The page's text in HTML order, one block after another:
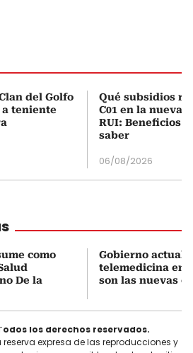
del Golfo
a teniente
Qué subsidios
C01 en la nueva
RUI: Beneficios
saber
06/08/2026
como
De la
Gobierno
telemedicina en
son las nuevas
los derechos reservados.
reserva expresa de las reproducciones y